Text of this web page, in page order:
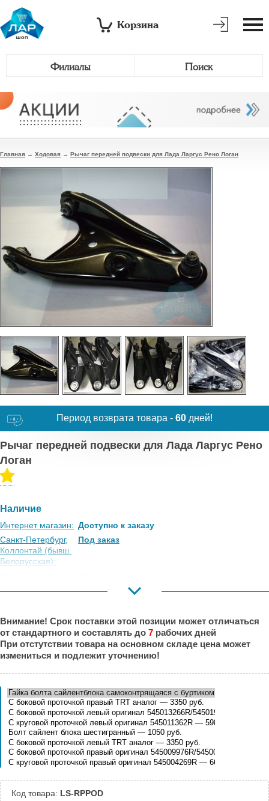
Корзина
Филиалы Поиск
Главная → Ходовая → Рычаг передней подвески для Лада Ларгус Рено Логан
Период возврата товара - 60 дней!
Рычаг передней подвески для Лада Ларгус Рено
Логан
Наличие
Интернет магазин: Доступно к заказу
Санкт-Петербург,
Коллонтай (бывш.
Белорусская):
Под заказ
Порт:
Великий Новгород: Под заказ
Краснодар:
Есть
Тверь:
Под заказ
Тюмень:
Под заказ
Челябинск:
Под заказ
Внимание! Срок поставки этой позиции может отличаться
от стандартного и составлять до 7 рабочих дней
При отстутствии товара на основном складе цена может
измениться и подлежит уточнению!
Код товара: LS-RPPOD